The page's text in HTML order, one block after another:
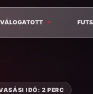
VÁLOGATOTT
IDŐ: 2 PERC